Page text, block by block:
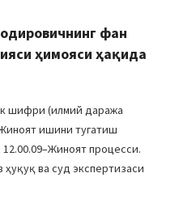
фан
ҳимояси ҳақида
шифри (илмий даража
ишини тугатиш
процесси.
ва суд экспертизаси